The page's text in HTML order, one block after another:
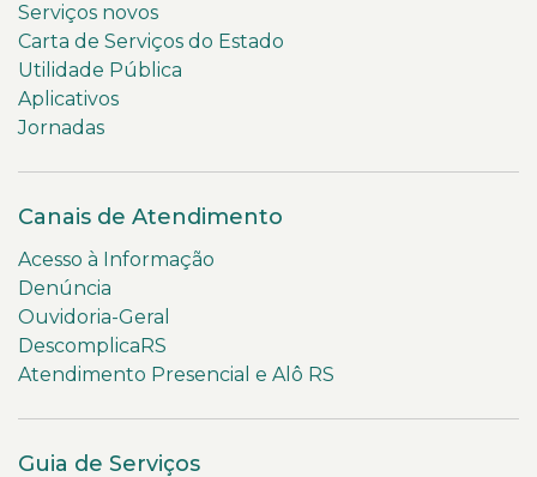
Serviços novos
Carta de Serviços do Estado
Utilidade Pública
Aplicativos
Jornadas
Canais de Atendimento
Acesso à Informação
Denúncia
Ouvidoria-Geral
DescomplicaRS
Atendimento Presencial e Alô RS
Guia de Serviços